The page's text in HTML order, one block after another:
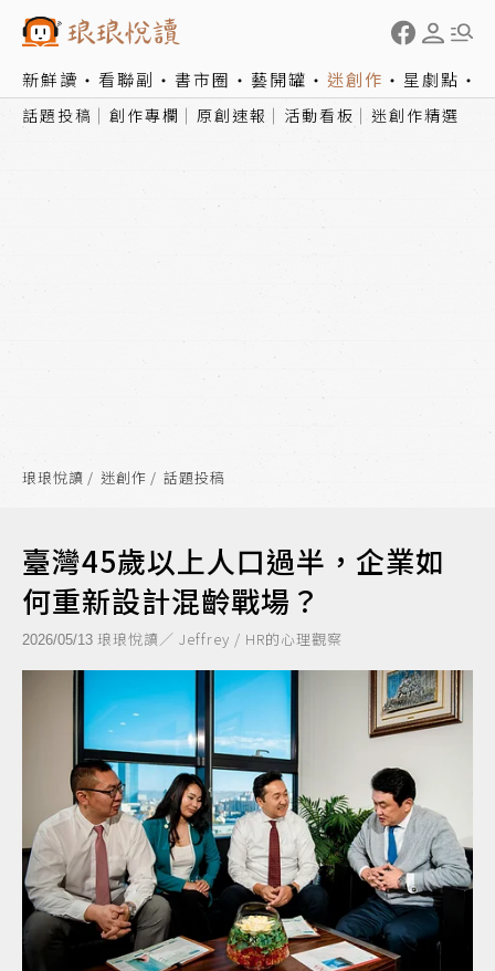
新鮮讀 看聯副 書市圈 藝開罐 迷創作 星劇點
話題投稿 創作專欄 原創速報 活動看板 迷創作精選
琅琅悅讀 迷創作 話題投稿
臺灣45歲以上人口過半，企業如
何重新設計混齡戰場？
2026/05/13 琅琅悅讀／ Jeffrey / HR的心理觀察